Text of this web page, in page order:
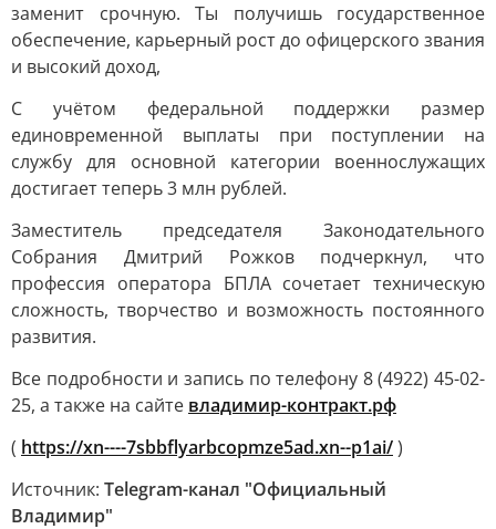
заменит срочную. Ты получишь государственное
обеспечение, карьерный рост до офицерского звания
и высокий доход,
C учётом федеральной поддержки размер
единовременной выплаты при поступлении на
службу для основной категории военнослужащих
достигает теперь 3 млн рублей.
Заместитель председателя Законодательного
Собрания Дмитрий Рожков подчеркнул, что
профессия оператора БПЛА сочетает техническую
сложность, творчество и возможность постоянного
развития.
Все подробности и запись по телефону 8 (4922) 45-02-
25, а также на сайте владимир-контракт.рф
( https://xn----7sbbflyarbcopmze5ad.xn--p1ai/)
Источник: Telegram-канал "Официальный
Владимир"